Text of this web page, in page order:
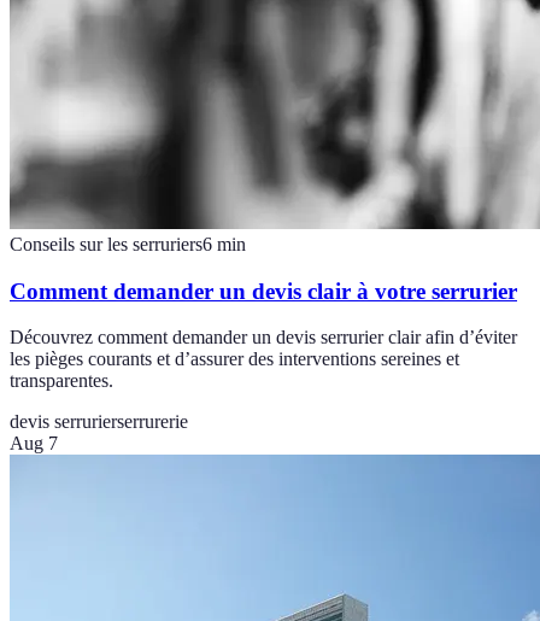
Conseils sur les serruriers6 min
Comment demander un devis clair à votre serrurier
Découvrez comment demander un devis serrurier clair afin d’éviter
les pièges courants et d’assurer des interventions sereines et
transparentes.
devis serrurierserrurerie
Aug 7